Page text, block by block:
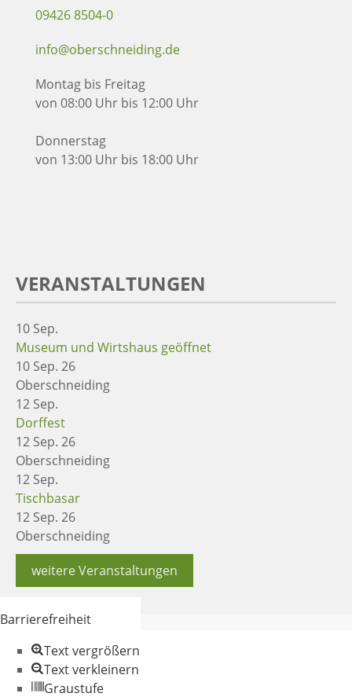
09426 8504-0
info@oberschneiding.de
Montag bis Freitag
von 08:00 Uhr bis 12:00 Uhr
Donnerstag
von 13:00 Uhr bis 18:00 Uhr
VERANSTALTUNGEN
10 Sep.
Museum und Wirtshaus geöffnet
10 Sep. 26
Oberschneiding
12 Sep.
Dorffest
12 Sep. 26
Oberschneiding
12 Sep.
Tischbasar
12 Sep. 26
Oberschneiding
weitere Veranstaltungen
Barrierefreiheit
Text vergrößern
Text verkleinern
Graustufe